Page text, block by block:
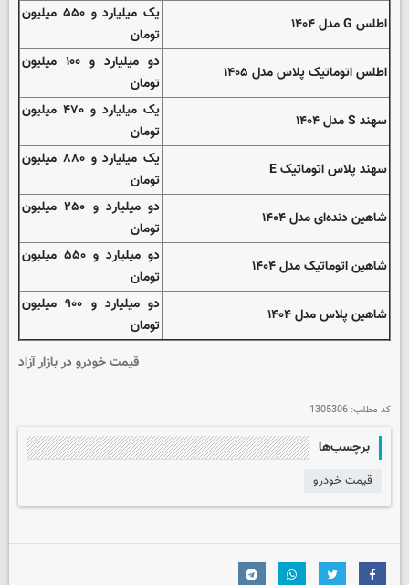
قیمت خودرو در بازار آزاد
اطلس G مدل ۱۴۰۴
یک میلیارد و ۵۵۰ میلیون
تومان
اطلس اتوماتیک پلاس مدل ۱۴۰۵
دو میلیارد و ۱۰۰ میلیون
تومان
سهند S مدل ۱۴۰۴
یک میلیارد و ۴۷۰ میلیون
تومان
سهند پلاس اتوماتیک E
یک میلیارد و ۸۸۰ میلیون
تومان
شاهین دنده‌ای مدل ۱۴۰۴
دو میلیارد و ۲۵۰ میلیون
تومان
شاهین اتوماتیک مدل ۱۴۰۴
دو میلیارد و ۵۵۰ میلیون
تومان
شاهین پلاس مدل ۱۴۰۴
دو میلیارد و ۹۰۰ میلیون
تومان
کد مطلب: 1305306
برچسب‌ها
قیمت خودرو